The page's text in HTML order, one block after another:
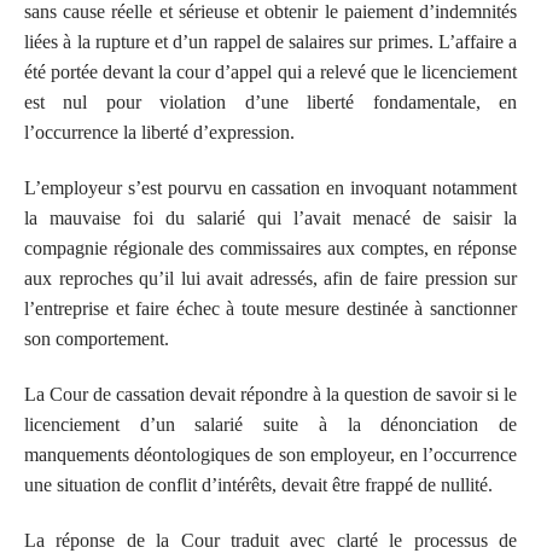
sans cause réelle et sérieuse et obtenir le paiement d’indemnités
liées à la rupture et d’un rappel de salaires sur primes. L’affaire a
été portée devant la cour d’appel qui a relevé que le licenciement
est nul pour violation d’une liberté fondamentale, en
l’occurrence la liberté d’expression.
L’employeur s’est pourvu en cassation en invoquant notamment
la mauvaise foi du salarié qui l’avait menacé de saisir la
compagnie régionale des commissaires aux comptes, en réponse
aux reproches qu’il lui avait adressés, afin de faire pression sur
l’entreprise et faire échec à toute mesure destinée à sanctionner
son comportement.
La Cour de cassation devait répondre à la question de savoir si le
licenciement d’un salarié suite à la dénonciation de
manquements déontologiques de son employeur, en l’occurrence
une situation de conflit d’intérêts, devait être frappé de nullité.
La réponse de la Cour traduit avec clarté le processus de